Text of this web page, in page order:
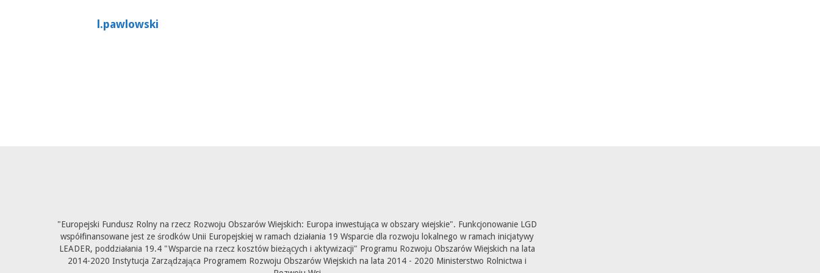
l.pawlowski
"Europejski Fundusz Rolny na rzecz Rozwoju Obszarów Wiejskich: Europa inwestująca w obszary wiejskie". Funkcjonowanie LGD
współfinansowane jest ze środków Unii Europejskiej w ramach działania 19 Wsparcie dla rozwoju lokalnego w ramach inicjatywy
LEADER, poddziałania 19.4 "Wsparcie na rzecz kosztów bieżących i aktywizacji" Programu Rozwoju Obszarów Wiejskich na lata
2014-2020 Instytucja Zarządzająca Programem Rozwoju Obszarów Wiejskich na lata 2014 - 2020 Ministerstwo Rolnictwa i